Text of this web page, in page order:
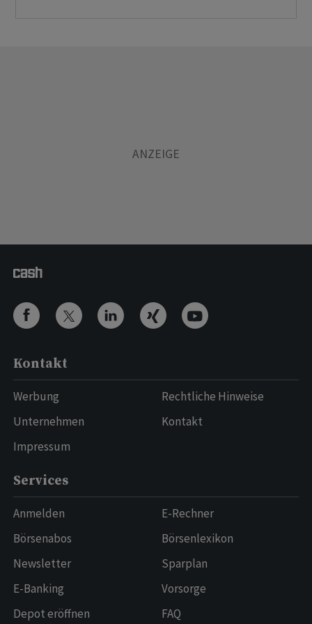
Kontakt
Werbung
Unternehmen
Impressum
Rechtliche Hinweise
Kontakt
Services
Anmelden
Börsenabos
Newsletter
E-Banking
Depot eröffnen
E-Rechner
Börsenlexikon
Sparplan
Vorsorge
FAQ